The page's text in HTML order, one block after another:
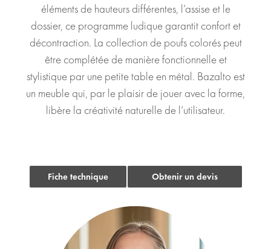
éléments de hauteurs différentes, l’assise et le
dossier, ce programme ludique garantit confort et
décontraction. La collection de poufs colorés peut
être complétée de manière fonctionnelle et
stylistique par une petite table en métal. Bazalto est
un meuble qui, par le plaisir de jouer avec la forme,
libère la créativité naturelle de l’utilisateur.
Fiche technique Obtenir un devis